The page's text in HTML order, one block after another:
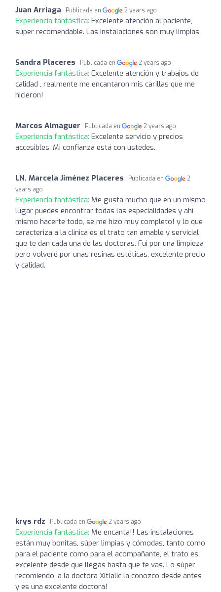
Juan Arriaga Publicada en 2 years ago
Experiencia fantástica: Excelente atención al paciente,
súper recomendable. Las instalaciones son muy limpias.
Sandra Placeres Publicada en 2 years ago
Experiencia fantástica: Excelente atención y trabajos de
calidad , realmente me encantaron mis carillas que me
hicieron!
Marcos Almaguer Publicada en 2 years ago
Experiencia fantástica: Excelente servicio y precios
accesibles. Mi confianza está con ustedes.
LN. Marcela Jiménez Placeres Publicada en
2
years ago
Experiencia fantástica: Me gusta mucho que en un mismo
lugar puedes encontrar todas las especialidades y ahí
mismo hacerte todo, se me hizo muy completo! y lo que
caracteriza a la clínica es el trato tan amable y servicial
que te dan cada una de las doctoras. Fui por una limpieza
pero volveré por unas resinas estéticas, excelente precio
y calidad.
krys rdz Publicada en 2 years ago
Experiencia fantástica: Me encanta!! Las instalaciones
están muy bonitas, súper limpias y cómodas, tanto como
para el paciente como para el acompañante, el trato es
excelente desde que llegas hasta que te vas. Lo súper
recomiendo, a la doctora Xitlalic la conozco desde antes
y es una excelente doctora!